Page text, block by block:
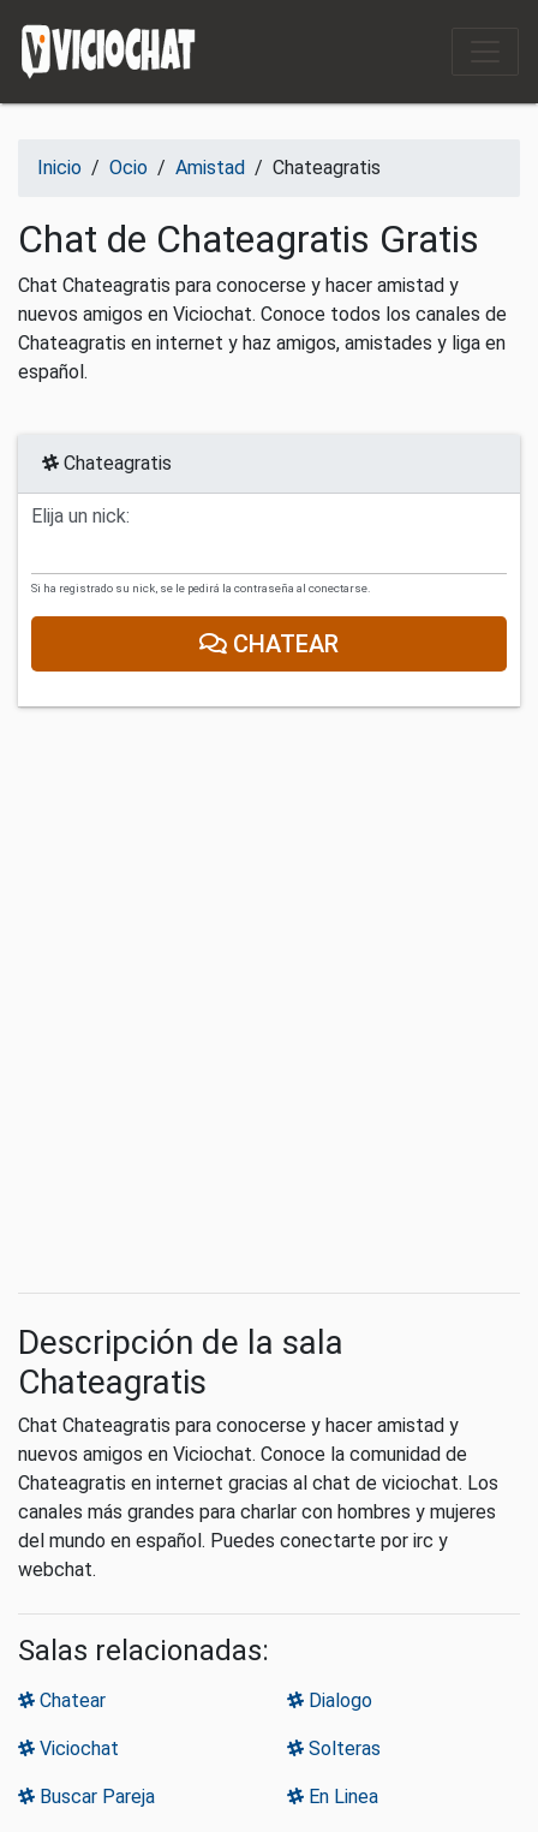
Inicio / Ocio / Amistad / Chateagratis
Chat de Chateagratis Gratis
Chat Chateagratis para conocerse y hacer amistad y
nuevos amigos en Viciochat. Conoce todos los canales de
Chateagratis en internet y haz amigos, amistades y liga en
español.
Chateagratis
Elija un nick:
Si ha registrado su nick, se le pedirá la contraseña al conectarse.
CHATEAR
Descripción de la sala
Chateagratis
Chat Chateagratis para conocerse y hacer amistad y
nuevos amigos en Viciochat. Conoce la comunidad de
Chateagratis en internet gracias al chat de viciochat. Los
canales más grandes para charlar con hombres y mujeres
del mundo en español. Puedes conectarte por irc y
webchat.
Salas relacionadas:
Chatear Dialogo
Viciochat Solteras
Buscar Pareja En Linea